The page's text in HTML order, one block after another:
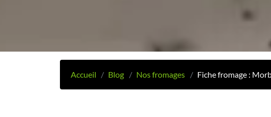
Accueil Blog Nos fromages Fiche fromage :